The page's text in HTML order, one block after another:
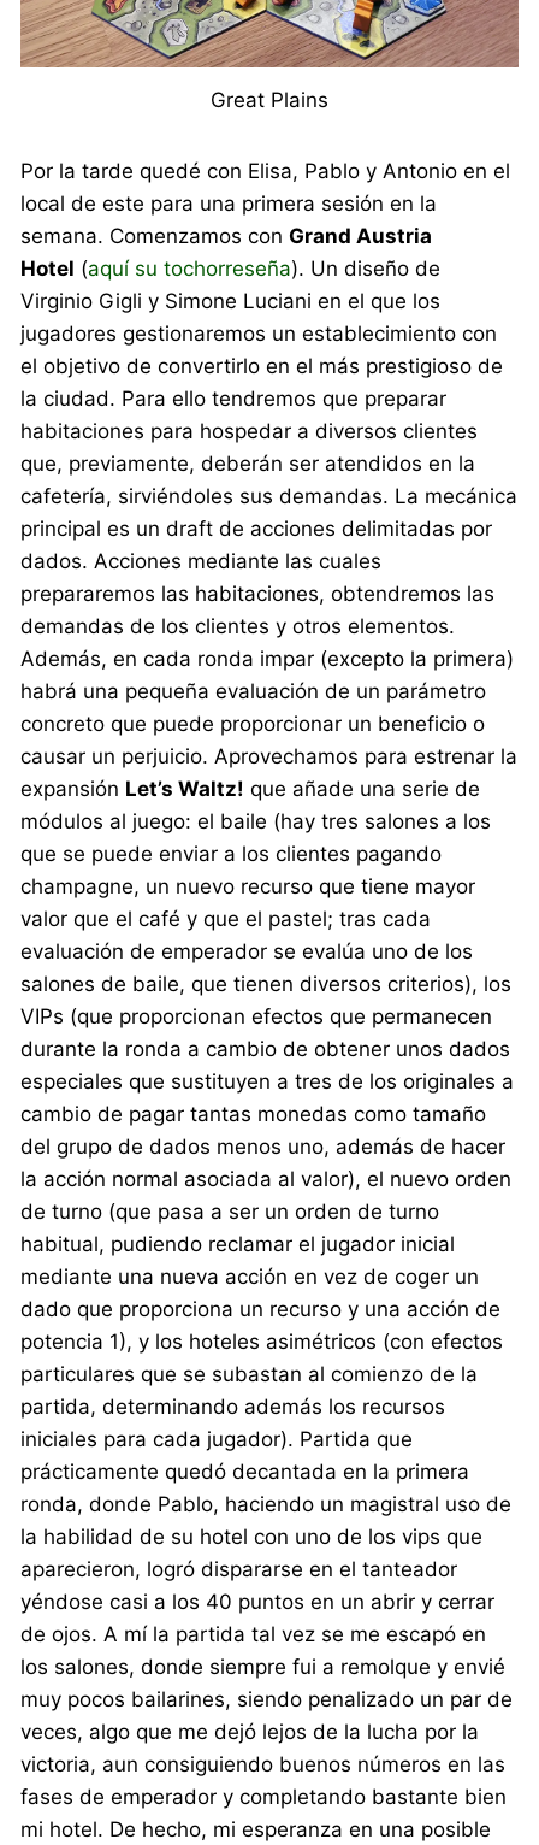
Great Plains
Por la tarde quedé con Elisa, Pablo y Antonio en el
local de este para una primera sesión en la
semana. Comenzamos conGrand Austria
Hotel (aquí su tochorreseña). Un diseño de
Virginio Gigli y Simone Luciani en el que los
jugadores gestionaremos un establecimiento con
el objetivo de convertirlo en el más prestigioso de
la ciudad. Para ello tendremos que preparar
habitaciones para hospedar a diversos clientes
que, previamente, deberán ser atendidos en la
cafetería, sirviéndoles sus demandas. La mecánica
principal es un draft de acciones delimitadas por
dados. Acciones mediante las cuales
prepararemos las habitaciones, obtendremos las
demandas de los clientes y otros elementos.
Además, en cada ronda impar (excepto la primera)
habrá una pequeña evaluación de un parámetro
concreto que puede proporcionar un beneficio o
causar un perjuicio. Aprovechamos para estrenar la
expansión Let’s Waltz! que añade una serie de
módulos al juego: el baile (hay tres salones a los
que se puede enviar a los clientes pagando
champagne, un nuevo recurso que tiene mayor
valor que el café y que el pastel; tras cada
evaluación de emperador se evalúa uno de los
salones de baile, que tienen diversos criterios), los
VIPs (que proporcionan efectos que permanecen
durante la ronda a cambio de obtener unos dados
especiales que sustituyen a tres de los originales a
cambio de pagar tantas monedas como tamaño
del grupo de dados menos uno, además de hacer
la acción normal asociada al valor), el nuevo orden
de turno (que pasa a ser un orden de turno
habitual, pudiendo reclamar el jugador inicial
mediante una nueva acción en vez de coger un
dado que proporciona un recurso y una acción de
potencia 1), y los hoteles asimétricos (con efectos
particulares que se subastan al comienzo de la
partida, determinando además los recursos
iniciales para cada jugador). Partida que
prácticamente quedó decantada en la primera
ronda, donde Pablo, haciendo un magistral uso de
la habilidad de su hotel con uno de los vips que
aparecieron, logró dispararse en el tanteador
yéndose casi a los 40 puntos en un abrir y cerrar
de ojos. A mí la partida tal vez se me escapó en
los salones, donde siempre fui a remolque y envié
muy pocos bailarines, siendo penalizado un par de
veces, algo que me dejó lejos de la lucha por la
victoria, aun consiguiendo buenos números en las
fases de emperador y completando bastante bien
mi hotel. De hecho, mi esperanza en una posible